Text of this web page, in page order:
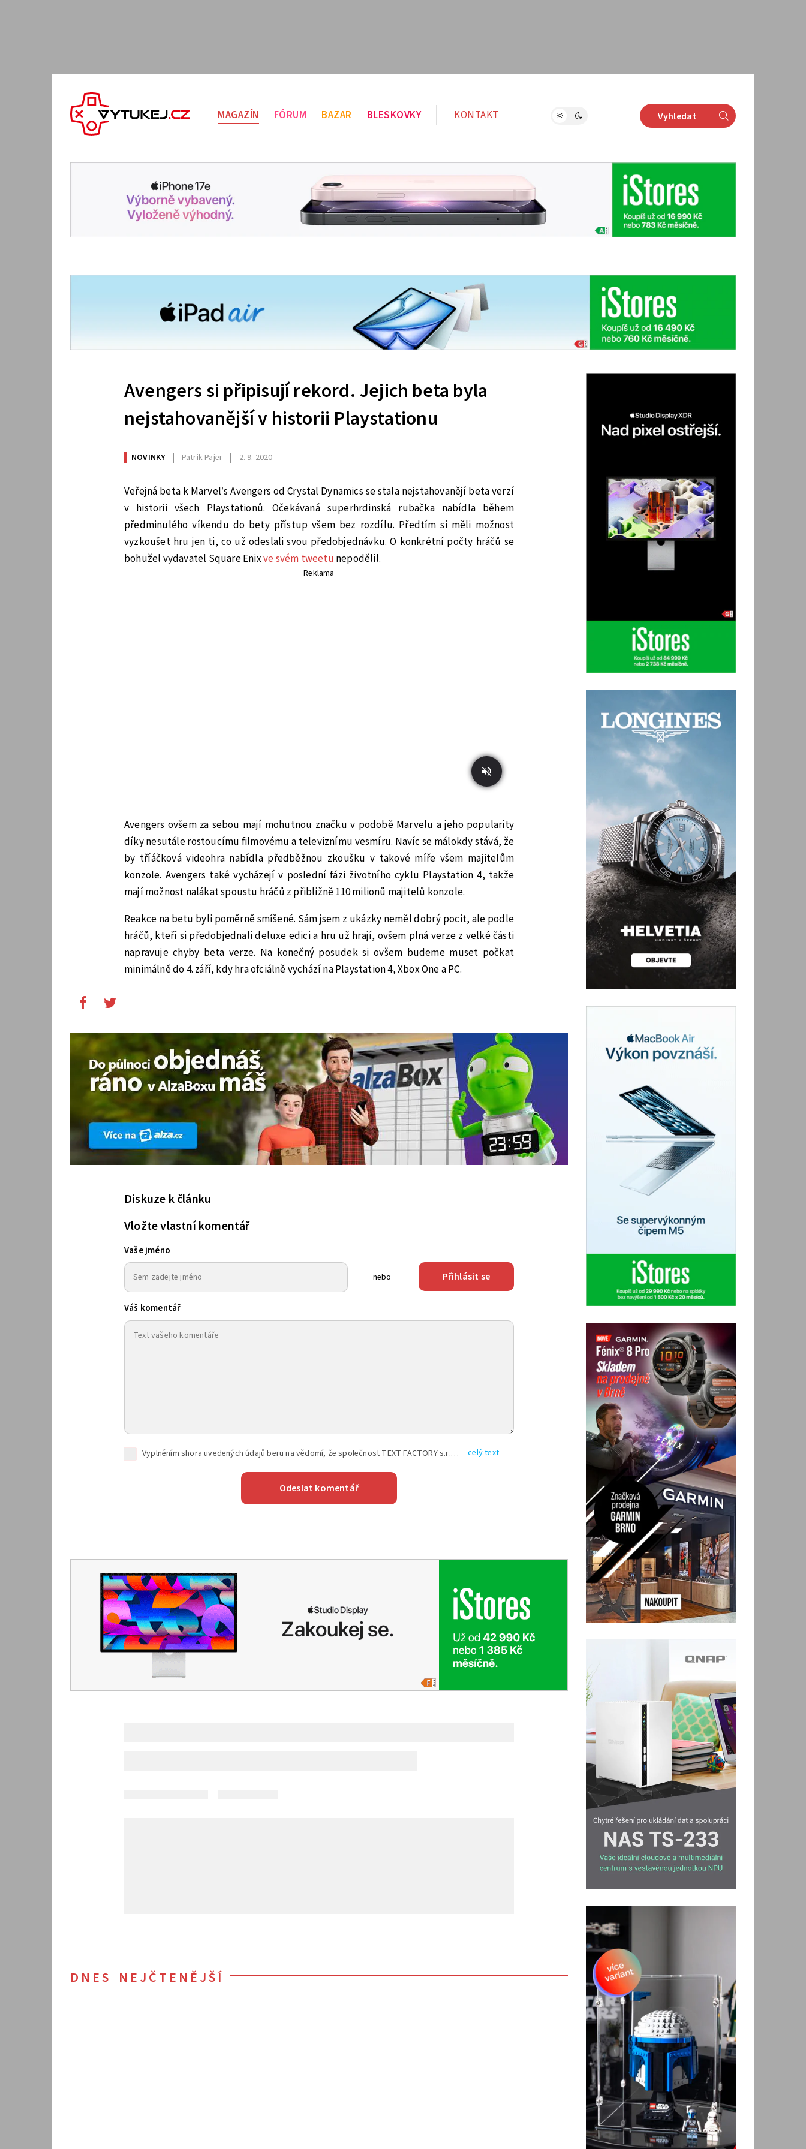
MAGAZÍN FÓRUM BAZAR BLESKOVKY KONTAKT Vyhledat
Avengers si připisují rekord. Jejich beta byla
nejstahovanější v historii Playstationu
NOVINKY Patrik Pajer 2. 9. 2020
Veřejná beta k Marvel’s Avengers od Crystal Dynamics se stala nejstahovanějí beta verzí
v historii všech Playstationů. Očekávaná superhrdinská rubačka nabídla během
předminulého víkendu do bety přístup všem bez rozdílu. Předtím si měli možnost
vyzkoušet hru jen ti, co už odeslali svou předobjednávku. O konkrétní počty hráčů se
bohužel vydavatel Square Enixve svém tweetu nepodělil.
Reklama
Avengers ovšem za sebou mají mohutnou značku v podobě Marvelu a jeho popularity
díky nesutále rostoucímu filmovému a televiznímu vesmíru. Navíc se málokdy stává, že
by tříáčková videohra nabídla předběžnou zkoušku v takové míře všem majitelům
konzole. Avengers také vycházejí v poslední fázi životního cyklu Playstation 4, takže
mají možnost nalákat spoustu hráčů z přibližně 110 milionů majitelů konzole.
Reakce na betu byli poměrně smíšené. Sám jsem z ukázky neměl dobrý pocit, ale podle
hráčů, kteří si předobjednali deluxe edici a hru už hrají, ovšem plná verze z velké části
napravuje chyby beta verze. Na konečný posudek si ovšem budeme muset počkat
minimálně do 4. září, kdy hra ofciálně vychází na Playstation 4, Xbox One a PC.
Diskuze k článku
Vložte vlastní komentář
Vaše jméno
nebo Přihlásit se
Váš komentář
Vyplněním shora uvedených údajů beru na vědomí, že společnost TEXT FACTORY s.r.o., sídlem Brno, Durďákova 336/29, Černá Pole, PSČ: 613 00, IČ: 06157831, zapsané u Krajského soudu v Brně, oddíl C, vložka 100399, bude zpracovávat mé osobní údaje uvedené v rámci mnou vyplněného registračního formuláře na základě oprávněných zájmů TEXT FACTORY s.r.o. dle čl. 6 odst. 1 písm. f) GDPR a pro splnění právních povinností (čl. 6 odst. 1 písm. c) GDPR), a to pro tyto účely: nezbytnost zajistit oprávnění návštěvníka webových stránek provozovaných společností TEXT FACTORY s.r.o. přispívat aktivně ke zveřejněným článkům nebo v rámci diskusních fór a výkon práv TEXT FACTORY s.r.o. jako administrátora těchto diskusních fór. Více informací o zpracování osobních údajů a právech lze nalézt v celý text
DNES NEJČTENĚJŠÍ